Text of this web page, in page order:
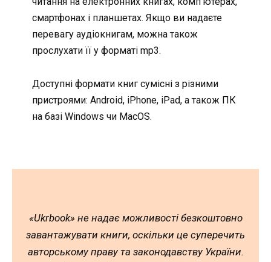
смартфонах і планшетах. Якщо ви надаєте
перевагу аудіокнигам, можна також
прослухати її у форматі mp3.
Доступні формати книг сумісні з різними
пристроями: Android, iPhone, iPad, а також ПК
на базі Windows чи MacOS.
«Ukrbook» не надає можливості безкоштовно
завантажувати книги, оскільки це суперечить
авторському праву та законодавству України.